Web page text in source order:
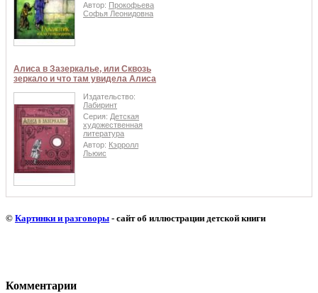
Автор: Прокофьева
Софья Леонидовна
Алиса в Зазеркалье, или Сквозь
зеркало и что там увидела Алиса
Издательство:
Лабиринт
Серия: Детская
художественная
литература
Автор: Кэрролл
Льюис
© Картинки и разговоры - сайт об иллюстрации детской книги
Комментарии